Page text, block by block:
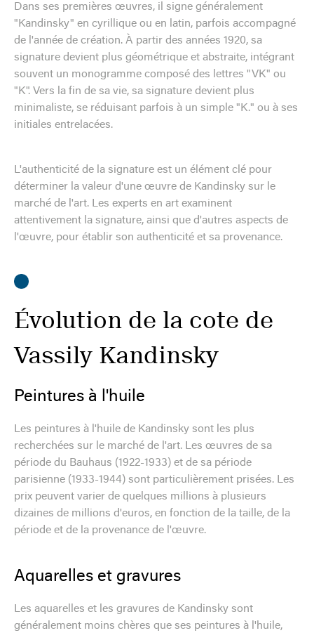
Dans ses premières œuvres, il signe généralement
"Kandinsky" en cyrillique ou en latin, parfois accompagné
de l'année de création. À partir des années 1920, sa
signature devient plus géométrique et abstraite, intégrant
souvent un monogramme composé des lettres "VK" ou
"K". Vers la fin de sa vie, sa signature devient plus
minimaliste, se réduisant parfois à un simple "K." ou à ses
initiales entrelacées.
L'authenticité de la signature est un élément clé pour
déterminer la valeur d'une œuvre de Kandinsky sur le
marché de l'art. Les experts en art examinent
attentivement la signature, ainsi que d'autres aspects de
l'œuvre, pour établir son authenticité et sa provenance.
Évolution de la cote de
Vassily Kandinsky
Peintures à l'huile
Les peintures à l'huile de Kandinsky sont les plus
recherchées sur le marché de l'art. Les œuvres de sa
période du Bauhaus (1922-1933) et de sa période
parisienne (1933-1944) sont particulièrement prisées. Les
prix peuvent varier de quelques millions à plusieurs
dizaines de millions d'euros, en fonction de la taille, de la
période et de la provenance de l'œuvre.
Aquarelles et gravures
Les aquarelles et les gravures de Kandinsky sont
généralement moins chères que ses peintures à l'huile,